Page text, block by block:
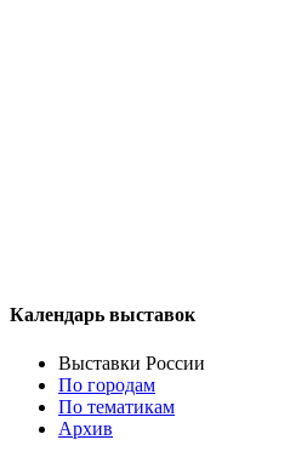
Календарь выставок
Выставки России
По городам
По тематикам
Архив